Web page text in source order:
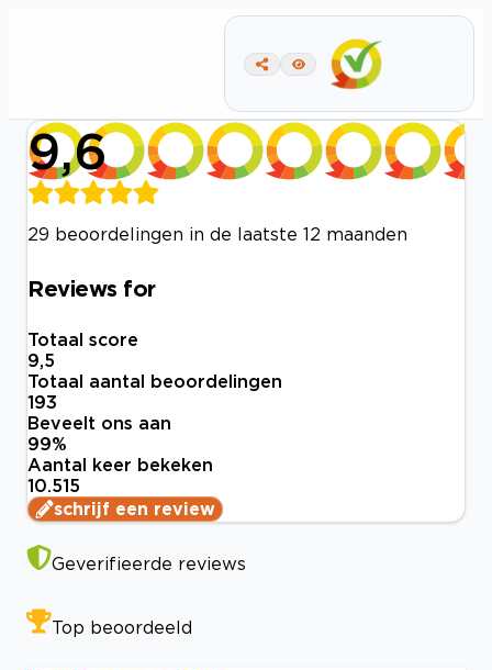
9,6
29 beoordelingen in de laatste 12 maanden
Reviews for
Totaal score
9,5
Totaal aantal beoordelingen
193
Beveelt ons aan
99%
Aantal keer bekeken
10.515
schrijf een review
Geverifieerde reviews
Top beoordeeld